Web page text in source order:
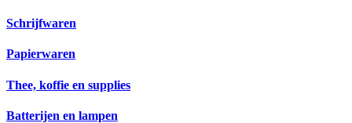
Schrijfwaren
Papierwaren
Thee, koffie en supplies
Batterijen en lampen